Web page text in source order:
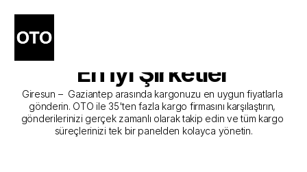
Giresun - Gaziantep Kargo
Gönderim Hizmeti Sunan
En İyi Şirketler
Giresun –  Gaziantep arasında kargonuzu en uygun fiyatlarla
gönderin. OTO ile 35'ten fazla kargo firmasını karşılaştırın,
gönderilerinizi gerçek zamanlı olarak takip edin ve tüm kargo
süreçlerinizi tek bir panelden kolayca yönetin.